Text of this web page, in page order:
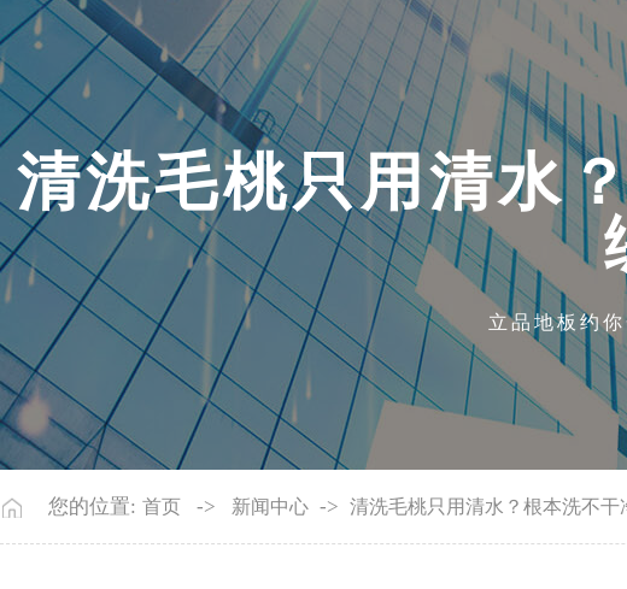
清洗毛桃只用清水
立品地板约
您的位置: 首页 -> 新闻中心 -> 清洗毛桃只用清水？根本洗不干